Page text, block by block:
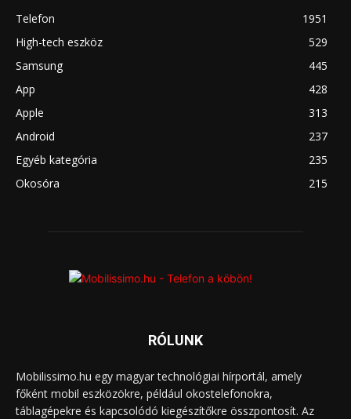
Telefon
1951
High-tech eszköz
529
Samsung
445
App
428
Apple
313
Android
237
Egyéb kategória
235
Okosóra
215
RÓLUNK
Mobilissimo.hu egy magyar technológiai hírportál, amely
főként mobil eszközökre, például okostelefonokra,
táblagépekre és kapcsolódó kiegészítőkre összpontosít. Az